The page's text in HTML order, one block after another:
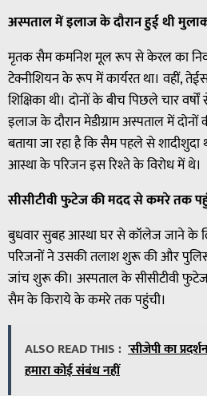
अस्पताल में इलाज के दौरान हुई थी
मृतक सैम कमनिश मूल रूप से केरल का
टेक्नीशियन के रूप में कार्यरत था। वहीं,
शिक्षिका थी। दोनों के बीच पिछले चार
इलाज के दौरान मेडीग्राम अस्पताल में
बताया जा रहा है कि सैम पहले से
आस्था के परिजन इस रिश्ते के विरोध में थे।
सीसीटीवी फुटेज की मदद से कमरे तक
बुधवार सुबह आस्था घर से कॉलेज जाने के
परिजनों ने उसकी तलाश शुरू की और
जांच शुरू की। अस्पताल के सीसीटीवी
सैम के किराये के कमरे तक पहुंची।
ALSO READ THIS : 'सीजेपी का
हमारा कोई संबंध नहीं